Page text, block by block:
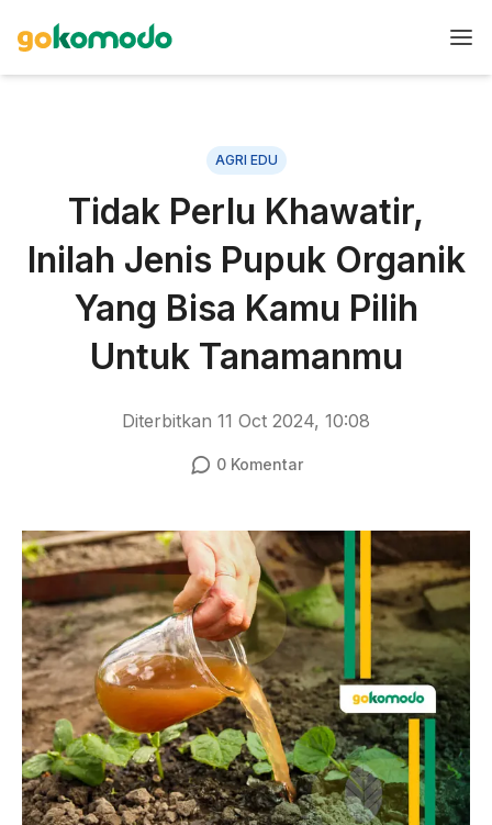
AGRI EDU
Tidak Perlu Khawatir,
Inilah Jenis Pupuk Organik
Yang Bisa Kamu Pilih
Untuk Tanamanmu
Diterbitkan 11 Oct 2024, 10:08
0Komentar